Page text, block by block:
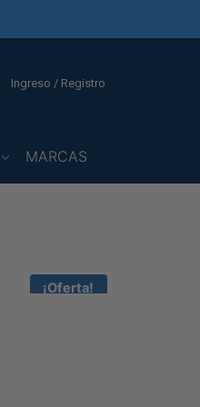
Ingreso / Registro
MARCAS
¡Oferta!